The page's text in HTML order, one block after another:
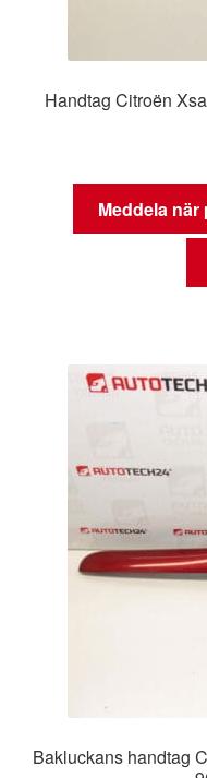
Handtag Citroën
Meddela
Bakluckans handtag